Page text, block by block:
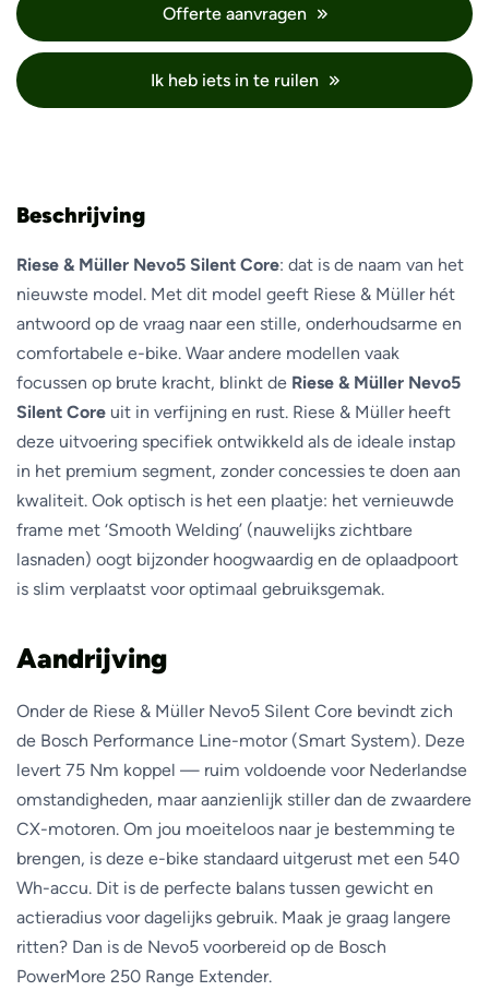
Offerte aanvragen
Ik heb iets in te ruilen
Beschrijving
Riese & Müller Nevo5 Silent Core: dat is de naam van het
nieuwste model. Met dit model geeft Riese & Müller hét
antwoord op de vraag naar een stille, onderhoudsarme en
comfortabele e-bike. Waar andere modellen vaak
focussen op brute kracht, blinkt de Riese & Müller Nevo5
Silent Core uit in verfijning en rust. Riese & Müller heeft
deze uitvoering specifiek ontwikkeld als de ideale instap
in het premium segment, zonder concessies te doen aan
kwaliteit. Ook optisch is het een plaatje: het vernieuwde
frame met ‘Smooth Welding’ (nauwelijks zichtbare
lasnaden) oogt bijzonder hoogwaardig en de oplaadpoort
is slim verplaatst voor optimaal gebruiksgemak.
Aandrijving
Onder de Riese & Müller Nevo5 Silent Core bevindt zich
de Bosch Performance Line-motor (Smart System). Deze
levert 75 Nm koppel — ruim voldoende voor Nederlandse
omstandigheden, maar aanzienlijk stiller dan de zwaardere
CX-motoren. Om jou moeiteloos naar je bestemming te
brengen, is deze e-bike standaard uitgerust met een 540
Wh-accu. Dit is de perfecte balans tussen gewicht en
actieradius voor dagelijks gebruik. Maak je graag langere
ritten? Dan is de Nevo5 voorbereid op de Bosch
PowerMore 250 Range Extender.